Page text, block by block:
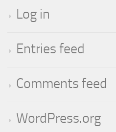
Log in
Entries feed
Comments feed
WordPress.org